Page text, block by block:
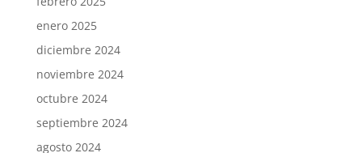
enero 2025
diciembre 2024
noviembre 2024
octubre 2024
septiembre 2024
agosto 2024